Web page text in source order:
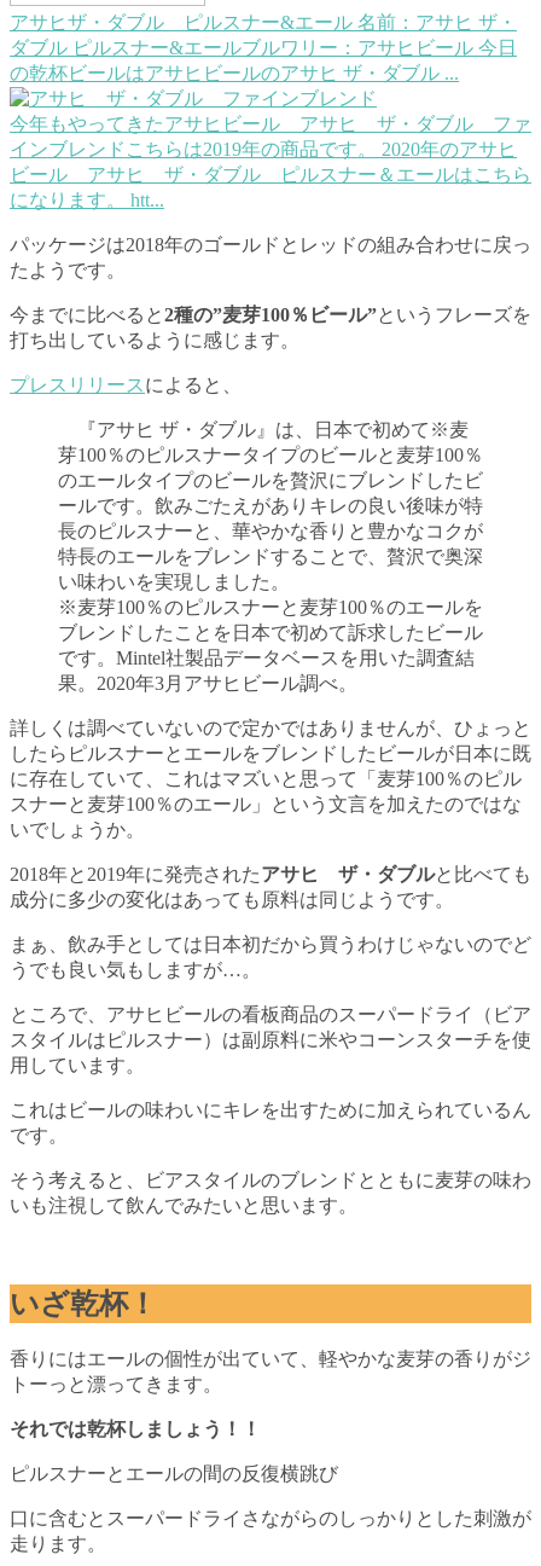
アサヒザ・ダブル ピルスナー&エール 名前：アサヒ ザ・
ダブル ピルスナー&エールブルワリー：アサヒビール 今日
の乾杯ビールはアサヒビールのアサヒ ザ・ダブル ...
今年もやってきたアサヒビール アサヒ ザ・ダブル ファ
インブレンド こちらは2019年の商品です。 2020年のアサヒ
ビール アサヒ ザ・ダブル ピルスナー＆エールはこちら
になります。 htt...
パッケージは2018年のゴールドとレッドの組み合わせに戻っ
たようです。
今までに比べると2種の”麦芽100％ビール”というフレーズを
打ち出しているように感じます。
プレスリリース によると、
『アサヒ ザ・ダブル』は、日本で初めて※麦
芽100％のピルスナータイプのビールと麦芽100％
のエールタイプのビールを贅沢にブレンドしたビ
ールです。飲みごたえがありキレの良い後味が特
長のピルスナーと、華やかな香りと豊かなコクが
特長のエールをブレンドすることで、贅沢で奥深
い味わいを実現しました。
※麦芽100％のピルスナーと麦芽100％のエールを
ブレンドしたことを日本で初めて訴求したビール
です。Mintel社製品データベースを用いた調査結
果。2020年3月アサヒビール調べ。
詳しくは調べていないので定かではありませんが、ひょっと
したらピルスナーとエールをブレンドしたビールが日本に既
に存在していて、これはマズいと思って「麦芽100％のピル
スナーと麦芽100％のエール」という文言を加えたのではな
いでしょうか。
2018年と2019年に発売されたアサヒ ザ・ダブルと比べても
成分に多少の変化はあっても原料は同じようです。
まぁ、飲み手としては日本初だから買うわけじゃないのでど
うでも良い気もしますが…。
ところで、アサヒビールの看板商品のスーパードライ（ビア
スタイルはピルスナー）は副原料に米やコーンスターチを使
用しています。
これはビールの味わいにキレを出すために加えられているん
です。
そう考えると、ビアスタイルのブレンドとともに麦芽の味わ
いも注視して飲んでみたいと思います。
いざ乾杯！
香りにはエールの個性が出ていて、軽やかな麦芽の香りがジ
トーっと漂ってきます。
それでは乾杯しましょう！！
ピルスナーとエールの間の反復横跳び
口に含むとスーパードライさながらのしっかりとした刺激が
走ります。